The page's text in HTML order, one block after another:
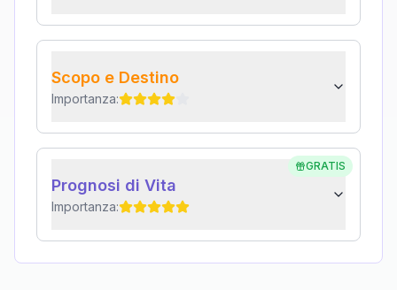
Scopo e Destino
Importanza:
GRATIS
Prognosi di Vita
Importanza: